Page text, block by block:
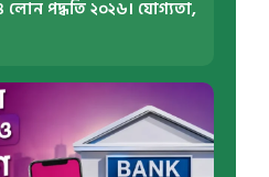
পদ্ধতি ২০২৬। যোগ্যতা,